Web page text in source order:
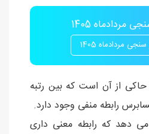
مردادماه 1405
مردادماه 1405
های چن (2014) حاکی از آن است که بین رتبه
رابطه منفی وجود دارد.
نشان می دهد که رابطه معنی داری